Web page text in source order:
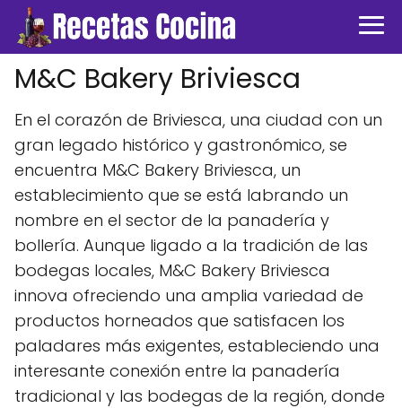
M&C Bakery Briviesca
En el corazón de Briviesca, una ciudad con un
gran legado histórico y gastronómico, se
encuentra M&C Bakery Briviesca, un
establecimiento que se está labrando un
nombre en el sector de la panadería y
bollería. Aunque ligado a la tradición de las
bodegas locales, M&C Bakery Briviesca
innova ofreciendo una amplia variedad de
productos horneados que satisfacen los
paladares más exigentes, estableciendo una
interesante conexión entre la panadería
tradicional y las bodegas de la región, donde